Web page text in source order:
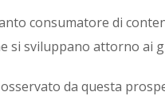
consumatore di
si sviluppano attorno ai
da questa